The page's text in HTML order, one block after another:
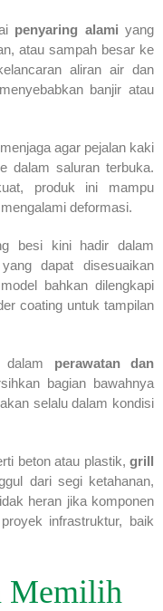
penyaring alami yang
atau sampah besar ke
aliran air dan
banjir atau
agar pejalan kaki
dalam saluran terbuka.
produk ini mampu
deformasi.
besi kini hadir dalam
dapat disesuaikan
bahkan dilengkapi
coating untuk tampilan
dalam perawatan dan
bagian bawahnya
selalu dalam kondisi
beton atau plastik, grill
dari segi ketahanan,
heran jika komponen
infrastruktur, baik
Memilih